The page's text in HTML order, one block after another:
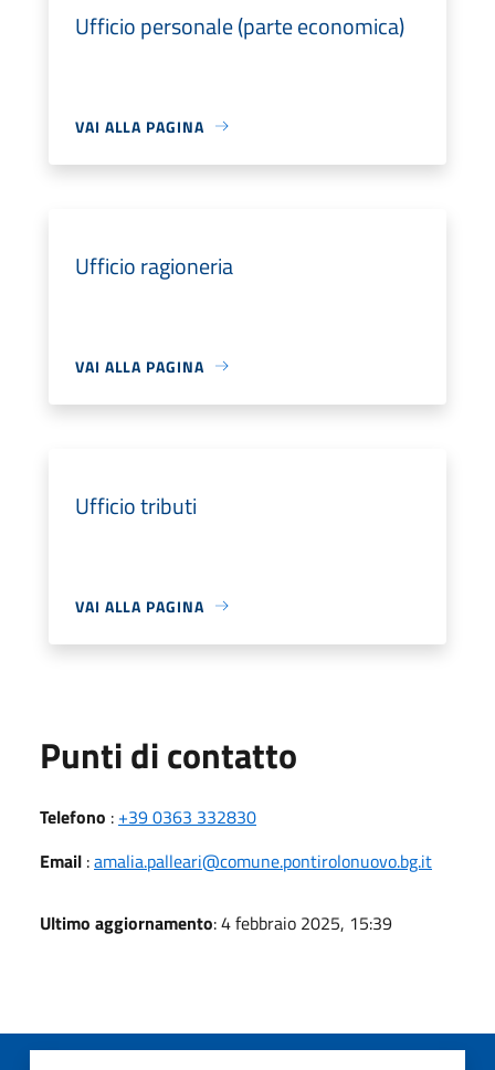
Ufficio personale (parte economica)
VAI ALLA PAGINA
Ufficio ragioneria
VAI ALLA PAGINA
Ufficio tributi
VAI ALLA PAGINA
Punti di contatto
Telefono : +39 0363 332830
Email :amalia.palleari@comune.pontirolonuovo.bg.it
Ultimo aggiornamento: 4 febbraio 2025, 15:39